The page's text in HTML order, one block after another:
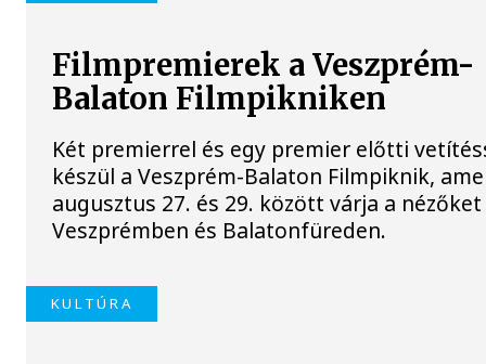
Filmpremierek a Veszprém-
Balaton Filmpikniken
Két premierrel és egy premier előtti
készül a Veszprém-Balaton Filmpiknik,
augusztus 27. és 29. között várja a nézőket
Veszprémben és Balatonfüreden.
KULTÚRA